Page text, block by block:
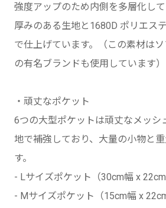
強度アップのため内側を多層化して
厚みのある生地と1680D ポリエス
で仕上げています。（この素材は
の有名ブランドも使用しています）
・頑丈なポケット
6つの大型ポケットは頑丈なメッシ
地で補強しており、大量の小物と
す。
- Lサイズポケット（30cm幅 x
- Mサイズポケット（15cm幅 x